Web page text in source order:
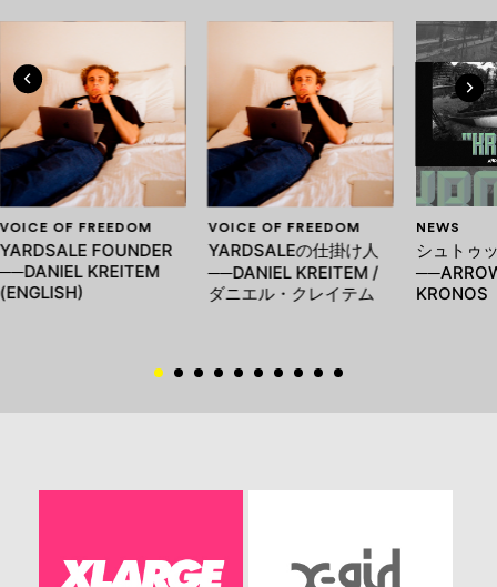
VOICE OF FREEDOM
YARDSALE FOUNDER
──DANIEL KREITEM
(ENGLISH)
VOICE OF FREEDOM
YARDSALEの仕掛け人
──DANIEL KREITEM /
ダニエル・クレイテム
NEWS
シュトゥ
KRONOS